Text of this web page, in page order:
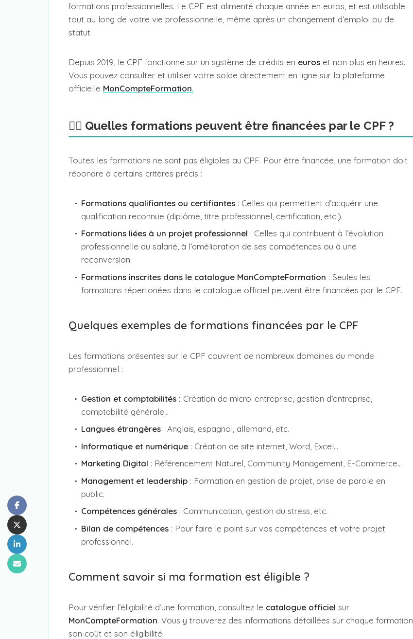
formations professionnelles. Le CPF est alimenté chaque année en euros, et est utilisable
tout au long de votre vie professionnelle, même après un changement d’emploi ou de
statut.
Depuis 2019, le CPF fonctionne sur un système de crédits en euros et non plus en heures.
Vous pouvez consulter et utiliser votre solde directement en ligne sur la plateforme
officielle MonCompteFormation.
🤷‍♂️ Quelles formations peuvent être financées par le CPF ?
Toutes les formations ne sont pas éligibles au CPF. Pour être financée, une formation doit
répondre à certains critères précis :
Formations qualifiantes ou certifiantes: Celles qui permettent d’acquérir une
qualification reconnue (diplôme, titre professionnel, certification, etc.).
Formations liées à un projet professionnel : Celles qui contribuent à l’évolution
professionnelle du salarié, à l’amélioration de ses compétences ou à une
reconversion.
Formations inscrites dans le catalogue MonCompteFormation : Seules les
formations répertoriées dans le catalogue officiel peuvent être financées par le CPF.
Quelques exemples de formations financées par le CPF
Les formations présentes sur le CPF couvrent de nombreux domaines du monde
professionnel :
Gestion et comptabilités : Création de micro-entreprise, gestion d’entreprise,
comptabilité générale…
Langues étrangères: Anglais, espagnol, allemand, etc.
Informatique et numérique: Création de site internet, Word, Excel…
Marketing Digital : Référencement Naturel, Community Management, E-Commerce…
Management et leadership: Formation en gestion de projet, prise de parole en
public.
Compétences générales: Communication, gestion du stress, etc.
Bilan de compétences: Pour faire le point sur vos compétences et votre projet
professionnel.
Comment savoir si ma formation est éligible ?
Pour vérifier l’éligibilité d’une formation, consultez le catalogue officiel sur
MonCompteFormation. Vous y trouverez des informations détaillées sur chaque formation,
son coût et son éligibilité.